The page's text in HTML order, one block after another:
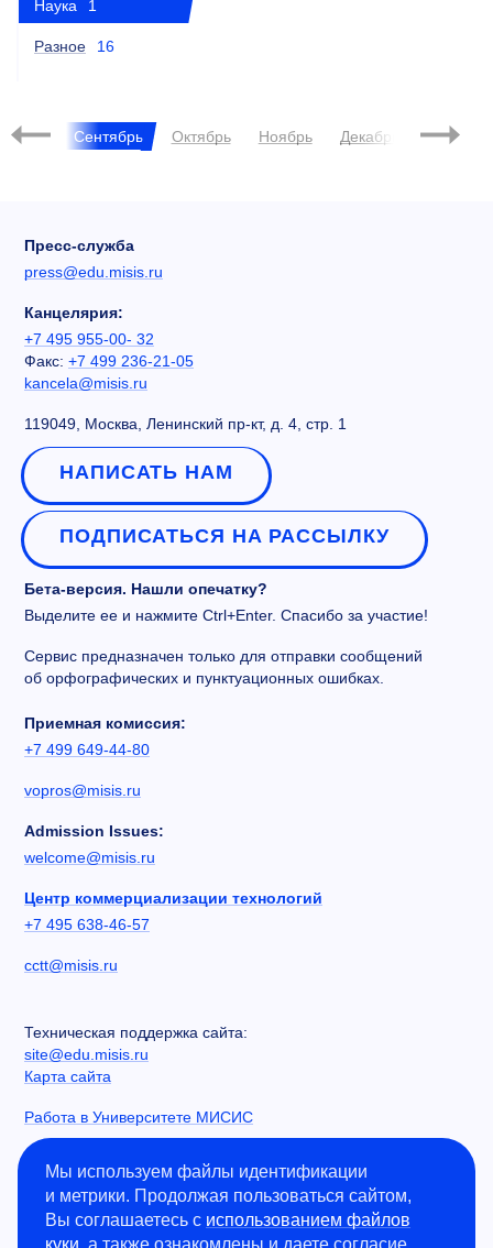
Наука 1
Разное 16
Сентябрь Октябрь Ноябрь Декабрь
Пресс-служба
press@edu.misis.ru
Канцелярия:
+7 495 955-00- 32
Факс: +7 499 236-21-05
kancela@misis.ru
119049, Москва, Ленинский пр-кт, д. 4, стр. 1
НАПИСАТЬ НАМ
ПОДПИСАТЬСЯ НА РАССЫЛКУ
Бета-версия. Нашли опечатку?
Выделите ее и нажмите Ctrl+Enter. Спасибо за участие!
Сервис предназначен только для отправки сообщений
об орфографических и пунктуационных ошибках.
Приемная комиссия:
+7 499 649-44-80
vopros@misis.ru
Admission Issues:
welcome@misis.ru
Центр коммерциализации технологий
+7 495 638-46-57
cctt@misis.ru
Техническая поддержка сайта:
site@edu.misis.ru
Карта сайта
Работа в Университете МИСИС
Сведения об образовательной организации
Информация о закупках
Противодействие коррупции
Мы используем файлы идентификации
и метрики. Продолжая пользоваться сайтом,
Вы соглашаетесь с использованием файлов
куки , а также ознакомлены и даете согласие